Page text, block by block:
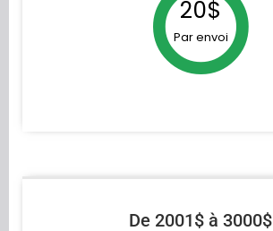
20$
Par envoi
De 2001$ à 3000$